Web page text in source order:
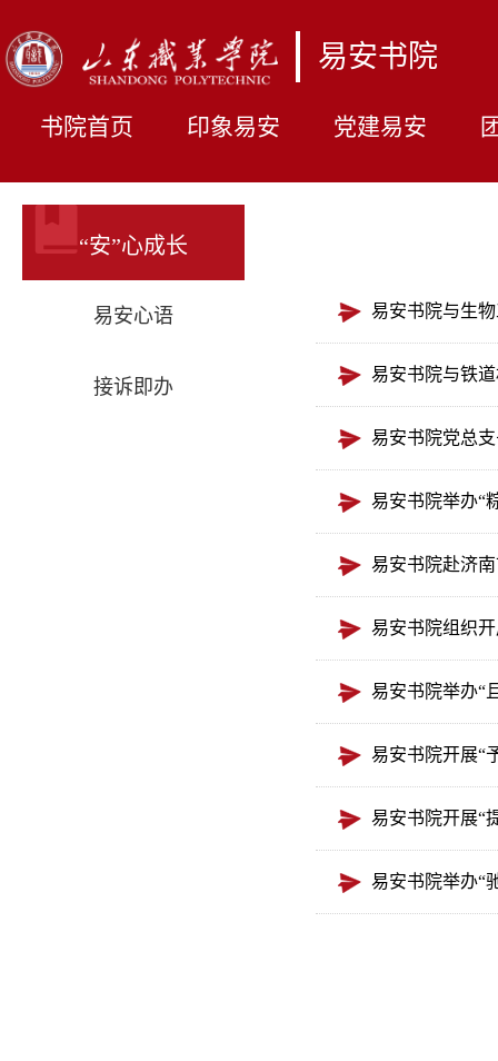
易安书院
书院首页 印象易安 党建易安
“安”心成长
易安心语
接诉即办
易安书院与生
易安书院与铁
易安书院党总
易安书院举办“
易安书院赴济
易安书院组织
易安书院举办“
易安书院开展“
易安书院开展“
易安书院举办“